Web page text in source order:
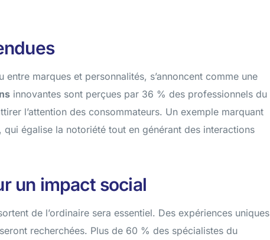
marques et personnalités, s’annoncent comme une
innovantes sont perçues par 36 % des professionnels du
l’attention des consommateurs. Un exemple marquant
qui égalise la notoriété tout en générant des interactions
un impact social
de l’ordinaire sera essentiel. Des expériences uniques
seront recherchées. Plus de 60 % des spécialistes du